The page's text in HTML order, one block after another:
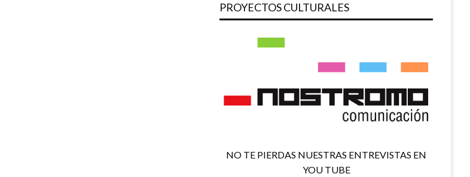
PROYECTOS CULTURALES
NO TE PIERDAS NUESTRAS ENTREVISTAS EN
YOU TUBE